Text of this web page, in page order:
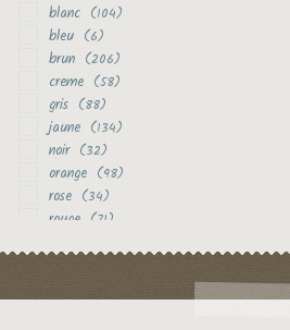
blanc (104)
bleu (6)
brun (206)
creme (58)
gris (88)
jaune (134)
noir (32)
orange (98)
rose (34)
rouge (71)